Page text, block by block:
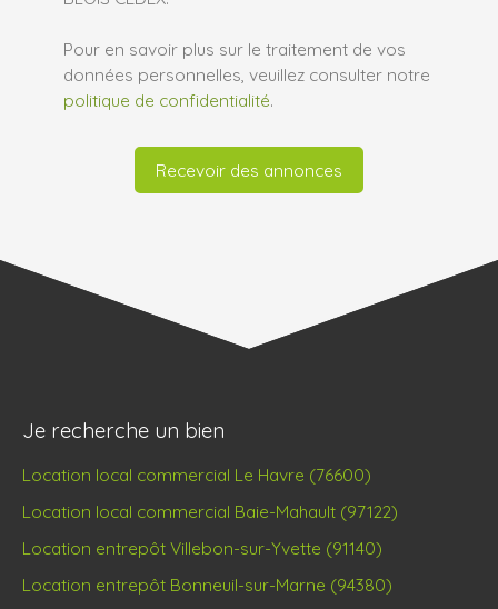
Pour en savoir plus sur le traitement de vos
données personnelles, veuillez consulter notre
politique de confidentialité.
Recevoir des annonces
Je recherche un bien
Location local commercial Le Havre (76600)
Location local commercial Baie-Mahault (97122)
Location entrepôt Villebon-sur-Yvette (91140)
Location entrepôt Bonneuil-sur-Marne (94380)